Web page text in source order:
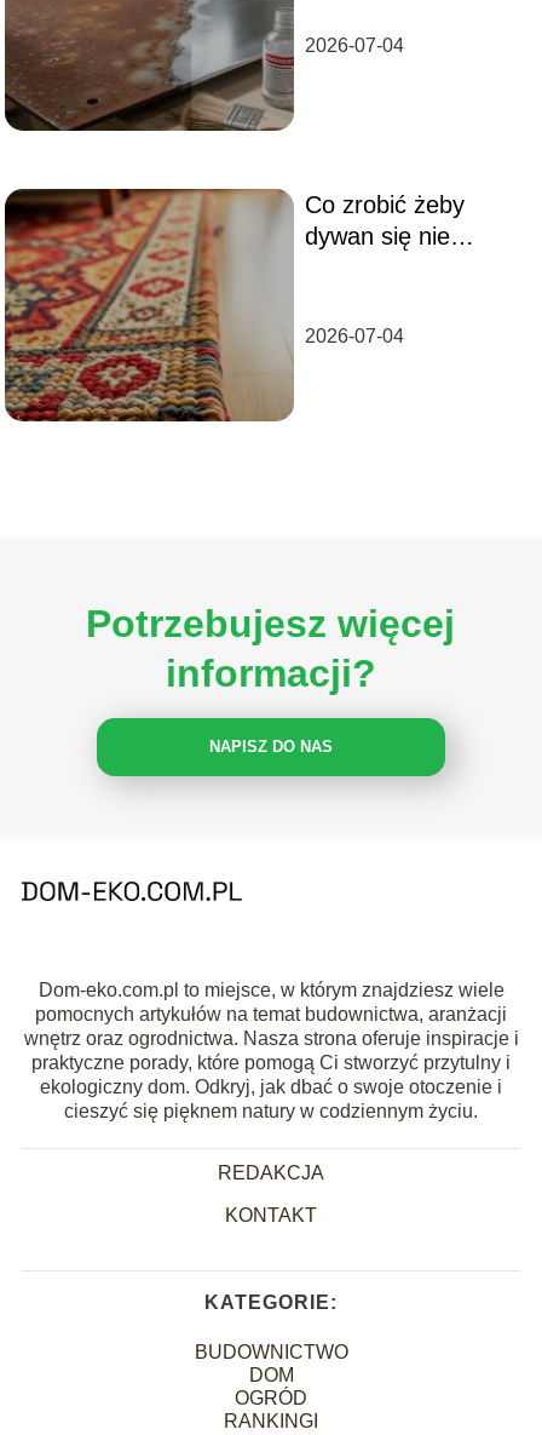
2026-07-04
Co zrobić żeby
dywan się nie
2026-07-04
Potrzebujesz więcej
informacji?
NAPISZ DO NAS
Dom-eko.com.pl to miejsce, w którym znajdziesz wiele
pomocnych artykułów na temat budownictwa, aranżacji
wnętrz oraz ogrodnictwa. Nasza strona oferuje inspiracje i
praktyczne porady, które pomogą Ci stworzyć przytulny i
ekologiczny dom. Odkryj, jak dbać o swoje otoczenie i
cieszyć się pięknem natury w codziennym życiu.
REDAKCJA
KONTAKT
KATEGORIE:
BUDOWNICTWO
DOM
OGRÓD
RANKINGI